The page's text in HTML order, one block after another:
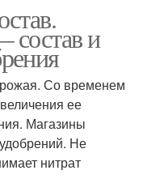
состав и
Со временем
ее
Магазины
Не
нитрат